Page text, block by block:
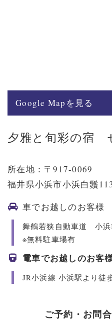
Google Mapを見る
夕雅と旬彩の宿
所在地：〒917-0069
福井県小浜市小浜白鬚
車でお越しのお客様
舞鶴若狭自動車道 小浜
※無料駐車場有
電車でお越しのお客
JR小浜線 小浜駅より徒
ご予約・お問